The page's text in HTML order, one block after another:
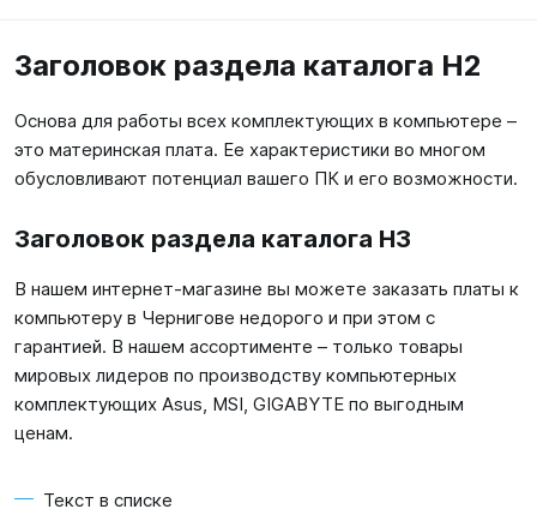
Заголовок раздела каталога H2
Основа для работы всех комплектующих в компьютере –
это материнская плата. Ее характеристики во многом
обусловливают потенциал вашего ПК и его возможности.
Заголовок раздела каталога H3
В нашем интернет-магазине вы можете заказать платы к
компьютеру в Чернигове недорого и при этом с
гарантией. В нашем ассортименте – только товары
мировых лидеров по производству компьютерных
комплектующих Asus, MSI, GIGABYTE по выгодным
ценам.
Текст в списке